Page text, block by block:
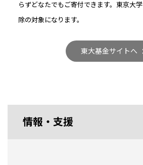
らずどなたでもご寄付できます。東京大
除の対象になります。
東大基金サイトへ
情報・支援